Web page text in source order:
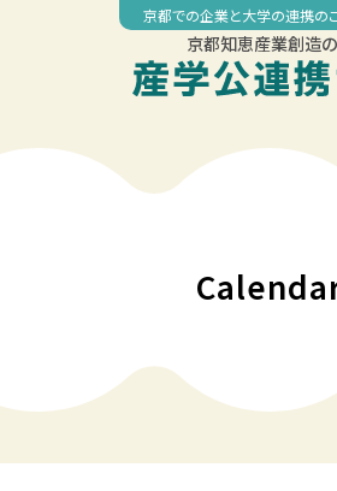
京都での企業と大学の連携の
京都知恵産業創造
04:00